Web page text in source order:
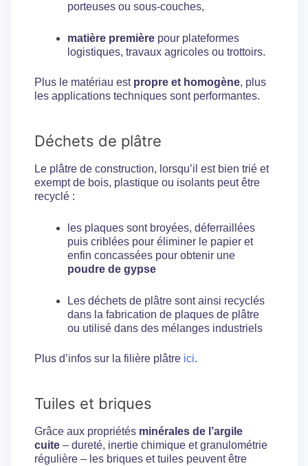
porteuses ou sous-couches,
matière première pour plateformes
logistiques, travaux agricoles ou trottoirs.
Plus le matériau est propre et homogène, plus
les applications techniques sont performantes.
Déchets de plâtre
Le plâtre de construction, lorsqu’il est bien trié et
exempt de bois, plastique ou isolants peut être
recyclé :
les plaques sont broyées, déferraillées
puis criblées pour éliminer le papier et
enfin concassées pour obtenir une
poudre de gypse
Les déchets de plâtre sont ainsi recyclés
dans la fabrication de plaques de plâtre
ou utilisé dans des mélanges industriels
Plus d’infos sur la filière plâtre ici.
Tuiles et briques
Grâce aux propriétés minérales de l’argile
cuite – dureté, inertie chimique et granulométrie
régulière – les briques et tuiles peuvent être